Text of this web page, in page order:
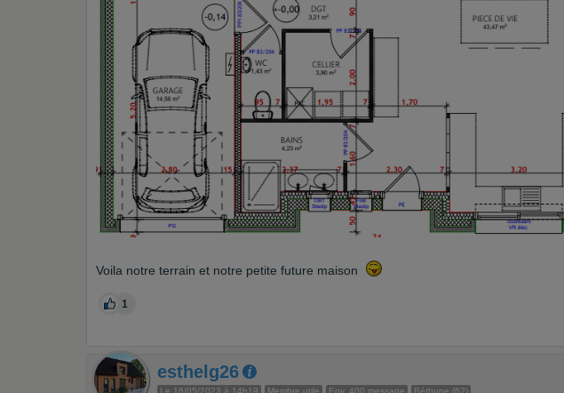
Voila notre terrain et notre petite future maison
1
esthelg26
Le 16/05/2023 à 14h19 Membre utile Env. 400 message Béthune (62)